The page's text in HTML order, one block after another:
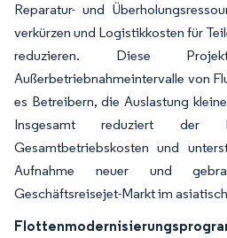
Reparatur- und
verkürzen und Logistikkosten für
reduzieren. Diese
Außerbetriebnahmeintervalle von
es Betreibern, die Auslastung
Insgesamt reduziert der
Gesamtbetriebskosten und
Aufnahme neuer und
Geschäftsreisejet-Markt im